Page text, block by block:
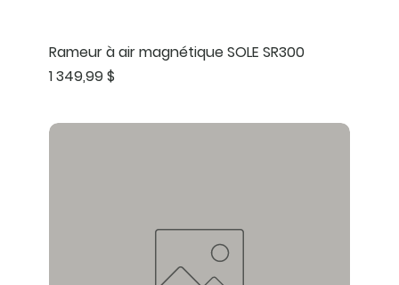
Rameur à air magnétique SOLE SR300
Prix
1 349,99 $